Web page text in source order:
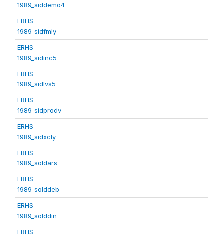
1989_siddemo4
ERHS
1989_sidfmly
ERHS
1989_sidinc5
ERHS
1989_sidlvs5
ERHS
1989_sidprodv
ERHS
1989_sidxcly
ERHS
1989_soldars
ERHS
1989_solddeb
ERHS
1989_solddin
ERHS